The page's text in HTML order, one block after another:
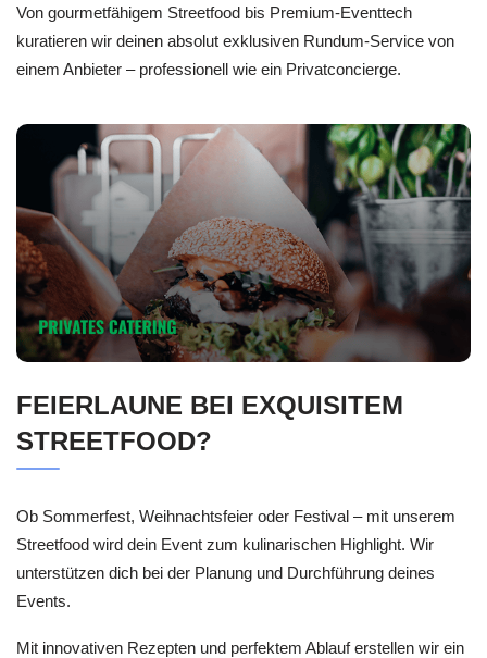
Von gourmetfähigem Streetfood bis Premium-Eventtech
kuratieren wir deinen absolut exklusiven Rundum-Service von
einem Anbieter – professionell wie ein Privatconcierge.
FEIERLAUNE BEI EXQUISITEM
STREETFOOD?
Ob Sommerfest, Weihnachtsfeier oder Festival – mit unserem
Streetfood wird dein Event zum kulinarischen Highlight. Wir
unterstützen dich bei der Planung und Durchführung deines
Events.
Mit innovativen Rezepten und perfektem Ablauf erstellen wir ein